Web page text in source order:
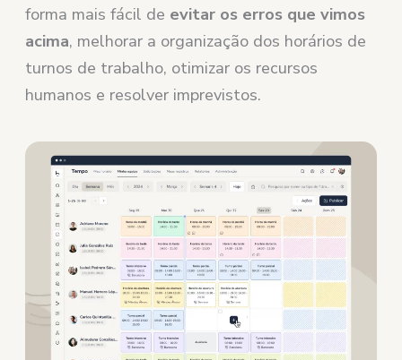
forma mais fácil de evitar os erros que vimos
acima, melhorar a organização dos horários de
turnos de trabalho, otimizar os recursos
humanos e resolver imprevistos.